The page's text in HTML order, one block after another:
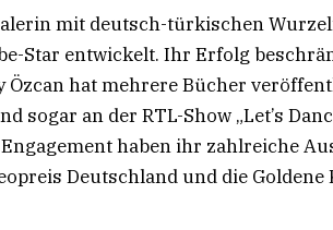
mit deutsch-türkischen
Star entwickelt. Ihr Erfolg
Özcan hat mehrere Bücher
sogar an der RTL-Show „Let’s
haben ihr zahlreiche
Deutschland und die Goldene